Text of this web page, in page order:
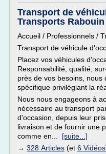
Transport de
Transports Rabouin
Accueil / Professionnels /
Transport de véhicule
Placez vos véhicules
Responsabilité, qualité,
près de vos besoins, nous
spécifique privilégiant la
Nous nous engageons à
nécessaire au transport
d'occasion, depuis leur
livraison et de fournir une
comme en... [suite...]
→ 328 Articles (et 6 Vidéos